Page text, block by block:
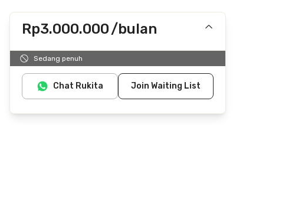
Rp3.000.000/bulan
Termasuk IPL
Sedang penuh
Chat Rukita Join Waiting List